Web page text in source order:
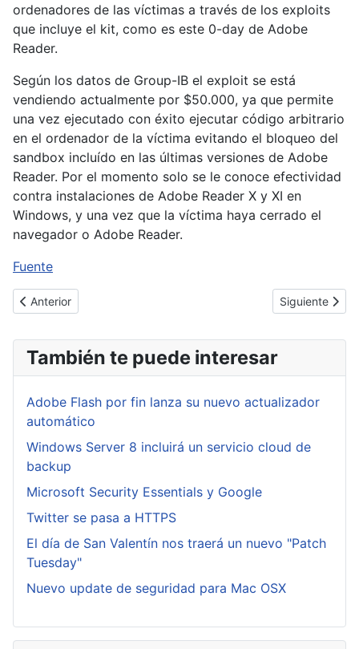
ordenadores de las víctimas a través de los exploits
que incluye el kit, como es este 0-day de Adobe
Reader.
Según los datos de Group-IB el exploit se está
vendiendo actualmente por $50.000, ya que permite
una vez ejecutado con éxito ejecutar código arbitrario
en el ordenador de la víctima evitando el bloqueo del
sandbox incluído en las últimas versiones de Adobe
Reader. Por el momento solo se le conoce efectividad
contra instalaciones de Adobe Reader X y XI en
Windows, y una vez que la víctima haya cerrado el
navegador o Adobe Reader.
Fuente
Artículo anterior: Los peligros de liberar una ciber arma
Anterior Artículo
Siguiente
También te puede interesar
Adobe Flash por fin lanza su nuevo actualizador
automático
Windows Server 8 incluirá un servicio cloud de
backup
Microsoft Security Essentials y Google
Twitter se pasa a HTTPS
El día de San Valentín nos traerá un nuevo "Patch
Tuesday"
Nuevo update de seguridad para Mac OSX